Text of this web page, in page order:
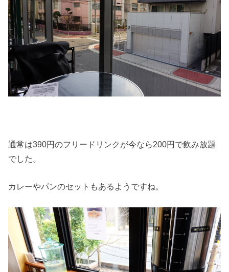
通常は390円のフリードリンクが今なら200円で飲み放題
でした。
カレーやパンのセットもあるようですね。